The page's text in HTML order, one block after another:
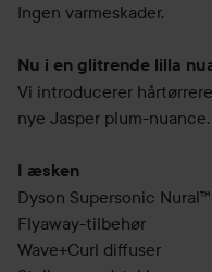
Ingen varmeskader.
Nu i en glitrende lilla
Vi introducerer
nye Jasper plum-
I æsken
Dyson Supersonic
Flyaway-tilbehør
Wave+Curl diffuser